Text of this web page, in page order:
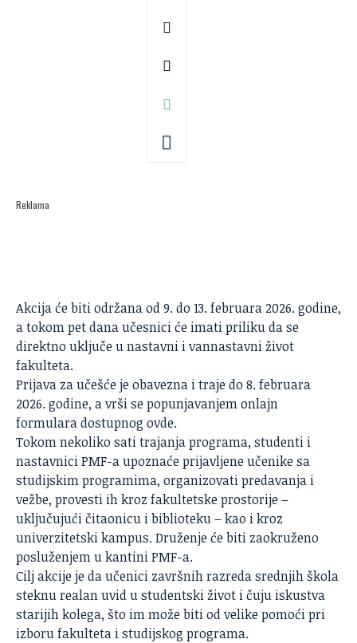
Reklama
Akcija će biti održana od 9. do 13. februara 2026. godine,
a tokom pet dana učesnici će imati priliku da se
direktno uključe u nastavni i vannastavni život
fakulteta.
Prijava za učešće je obavezna i traje do 8. februara
2026. godine, a vrši se popunjavanjem onlajn
formulara dostupnog ovde.
Tokom nekoliko sati trajanja programa, studenti i
nastavnici PMF-a upoznaće prijavljene učenike sa
studijskim programima, organizovati predavanja i
vežbe, provesti ih kroz fakultetske prostorije –
uključujući čitaonicu i biblioteku – kao i kroz
univerzitetski kampus. Druženje će biti zaokruženo
posluženjem u kantini PMF-a.
Cilj akcije je da učenici završnih razreda srednjih škola
steknu realan uvid u studentski život i čuju iskustva
starijih kolega, što im može biti od velike pomoći pri
izboru fakulteta i studijskog programa.